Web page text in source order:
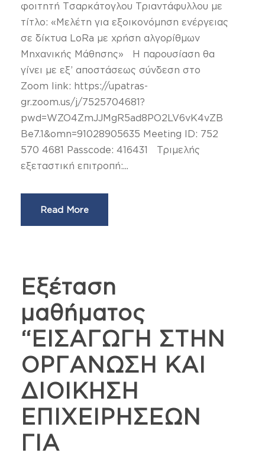
φοιτητή Τσαρκάτογλου Τριαντάφυλλου με
τίτλο: «Μελέτη για εξοικονόμηση ενέργειας
σε δίκτυα LoRa με χρήση αλγορίθμων
Μηχανικής Μάθησης» Η παρουσίαση θα
γίνει με εξ’ αποστάσεως σύνδεση στο
Zoom link: https://upatras-
gr.zoom.us/j/7525704681?
pwd=WZO4ZmJJMgR5ad8PO2LV6vK4vZB
Be7.1&omn=91028905635 Meeting ID: 752
570 4681 Passcode: 416431 Τριμελής
εξεταστική επιτροπή:...
Read More
Εξέταση
μαθήματος
“ΕΙΣΑΓΩΓΗ ΣΤΗΝ
ΟΡΓΑΝΩΣΗ ΚΑΙ
ΔΙΟΙΚΗΣΗ
ΕΠΙΧΕΙΡΗΣΕΩΝ
ΓΙΑ